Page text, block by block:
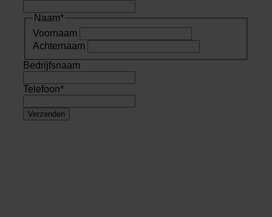
Naam*
Voornaam
Achternaam
Bedrijfsnaam
Telefoon*